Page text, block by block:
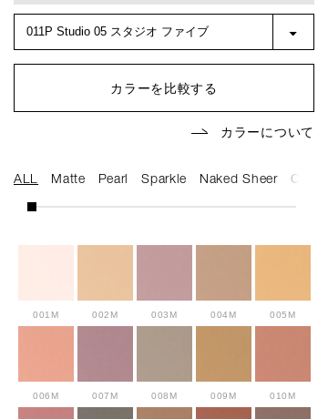
カラーを比較する
カラーについて
ALL Matte Pearl Sparkle Naked Sheer Cream
001M 002M 003M 004M 005M
006M 007M 008M 009M 010M